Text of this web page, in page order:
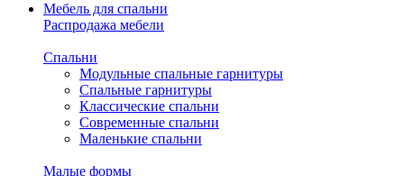
Мебель для спальни
Распродажа мебели
Спальни
Модульные спальные гарнитуры
Спальные гарнитуры
Классические спальни
Современные спальни
Маленькие спальни
Малые формы